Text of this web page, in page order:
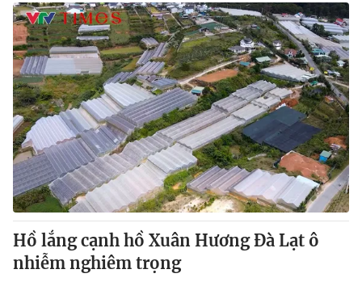
Hồ lắng cạnh hồ Xuân Hương Đà Lạt ô
nhiễm nghiêm trọng